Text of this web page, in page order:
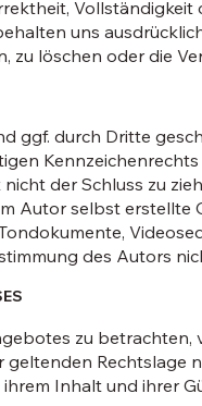
uns
löschen oder die
ggf. durch Dritte
der Schluss zu
Autor selbst erstellte
des Autors
zu betrachten,
geltenden
Inhalt und ihrer